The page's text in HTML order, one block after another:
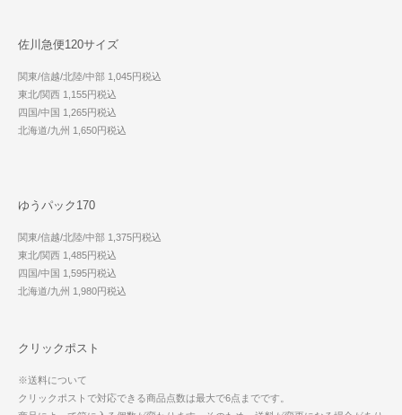
佐川急便120サイズ
関東/信越/北陸/中部 1,045円税込
東北/関西 1,155円税込
四国/中国 1,265円税込
北海道/九州 1,650円税込
ゆうパック170
関東/信越/北陸/中部 1,375円税込
東北/関西 1,485円税込
四国/中国 1,595円税込
北海道/九州 1,980円税込
クリックポスト
※送料について
クリックポストで対応できる商品点数は最大で6点までです。